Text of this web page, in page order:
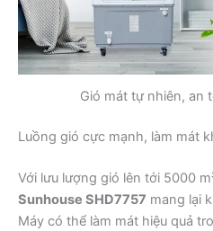
Gió mát tự nhiên, an
Luồng gió cực mạnh, làm mát
Với lưu lượng gió lên tới 5000
Sunhouse SHD7757 mang lại
Máy có thể làm mát hiệu quả